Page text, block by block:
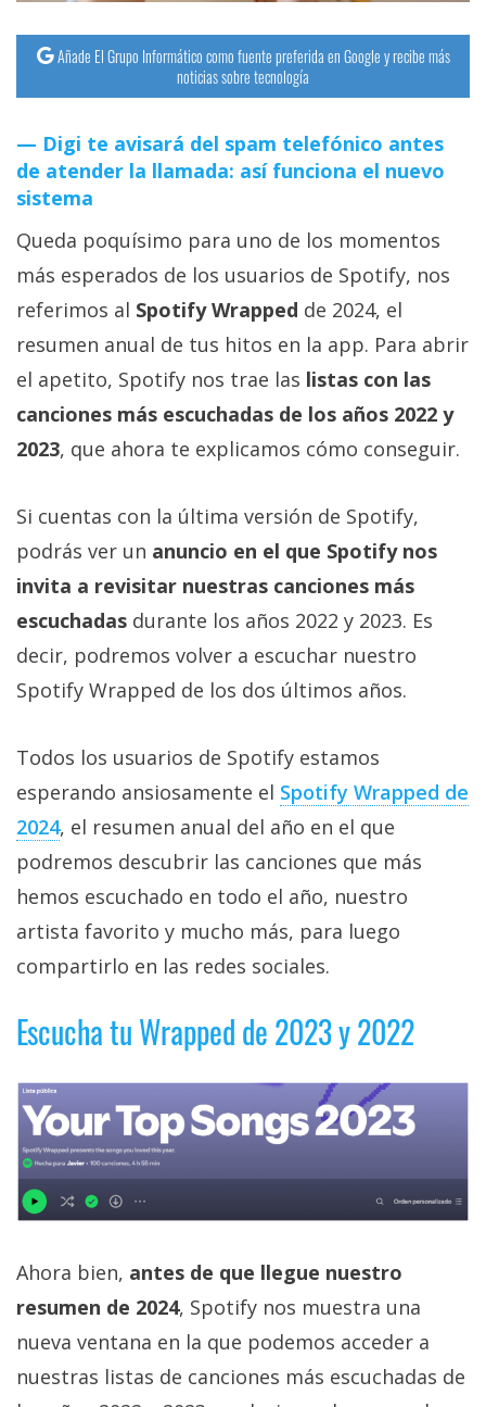
Tutoriales
Ciberseguridad
Sistemas
operativos
Profesional
+
Más
temas
Sorteos
Contacto
/
Sobre
nosotros
/
Publicidad
Cambiar
opciones
de
privacidad
/
Legal
El medio de
encontrarás
todas las
tecnología,
móviles,
ordenadores,
apps,
informática,
videojuegos,
comparativas,
El Grupo
Informático
(CC) 2006-
derechos
Añade El Grupo Informático como fuente preferida en Google y recibe más
noticias sobre tecnología
Digi te avisará del spam telefónico antes
de atender la llamada: así funciona el nuevo
sistema
Queda poquísimo para uno de los momentos
más esperados de los usuarios de Spotify, nos
referimos al Spotify Wrapped de 2024, el
resumen anual de tus hitos en la app. Para abrir
el apetito, Spotify nos trae las listas con las
canciones más escuchadas de los años 2022 y
2023, que ahora te explicamos cómo conseguir.
Si cuentas con la última versión de Spotify,
podrás ver un anuncio en el que Spotify nos
invita a revisitar nuestras canciones más
escuchadas durante los años 2022 y 2023. Es
decir, podremos volver a escuchar nuestro
Spotify Wrapped de los dos últimos años.
Todos los usuarios de Spotify estamos
esperando ansiosamente el Spotify Wrapped de
2024, el resumen anual del año en el que
podremos descubrir las canciones que más
hemos escuchado en todo el año, nuestro
artista favorito y mucho más, para luego
compartirlo en las redes sociales.
Escucha tu Wrapped de 2023 y 2022
Ahora bien, antes de que llegue nuestro
resumen de 2024, Spotify nos muestra una
nueva ventana en la que podemos acceder a
nuestras listas de canciones más escuchadas de